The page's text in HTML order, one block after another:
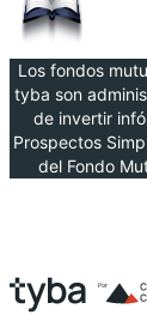
Los fondos
tyba son
de invertir
Prospectos
del Fondo